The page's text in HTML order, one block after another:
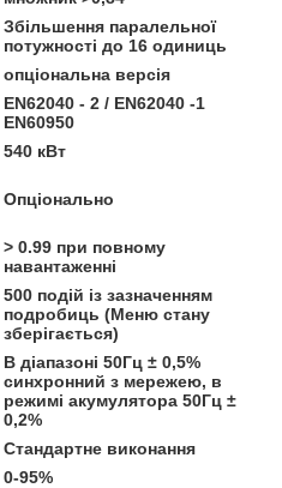
Збільшення паралельної
потужності до 16 одиниць
опціональна версія
EN62040 - 2 / EN62040 -1
EN60950
540 кВт
Опціонально
> 0.99 при повному
навантаженні
500 подій із зазначенням
подробиць (Меню стану
зберігається)
В діапазоні 50Гц ± 0,5%
синхронний з мережею, в
режимі акумулятора 50Гц ±
0,2%
Стандартне виконання
0-95%